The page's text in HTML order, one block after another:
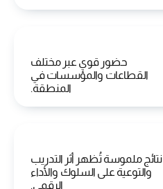
حضور قوي عبر مختلف
القطاعات والمؤسسات في
المنطقة.
نتائج ملموسة تُظهر أثر التدريب
والتوعية على السلوك والأداء
الرقمي.